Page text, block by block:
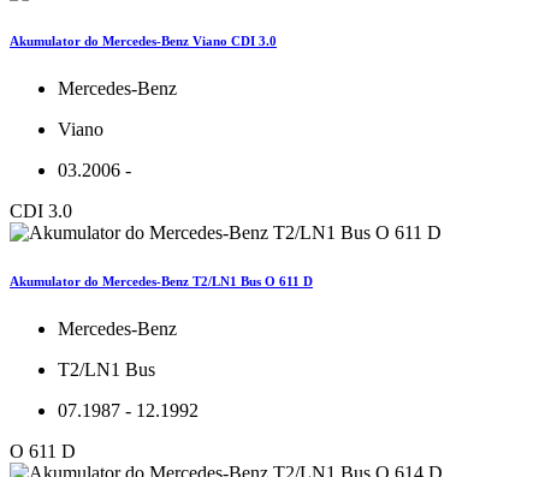
Akumulator do Mercedes-Benz Viano CDI 3.0
Mercedes-Benz
Viano
03.2006 -
CDI 3.0
Akumulator do Mercedes-Benz T2/LN1 Bus O 611 D
Mercedes-Benz
T2/LN1 Bus
07.1987 - 12.1992
O 611 D